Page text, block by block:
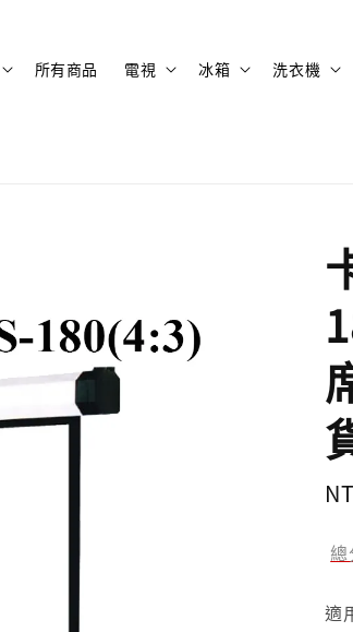
所有商品 電視 冰箱 洗衣機
總
適